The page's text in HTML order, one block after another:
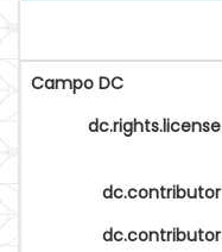
Campo DC
dc.rights.license
dc.contributor
dc.contributor